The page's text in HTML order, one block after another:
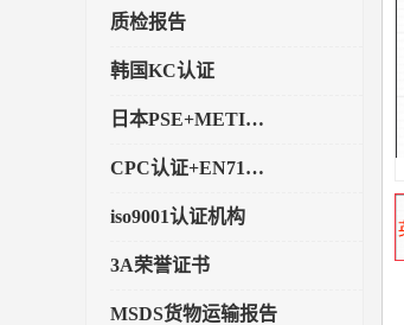
质检报告
韩国KC认证
日本PSE+METI备案
CPC认证+EN71玩具认证
iso9001认证机构
3A荣誉证书
MSDS货物运输报告